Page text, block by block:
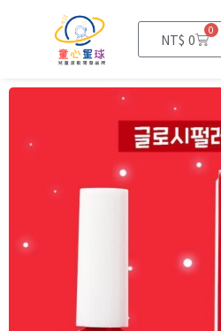
NT$ 0
0
購
物